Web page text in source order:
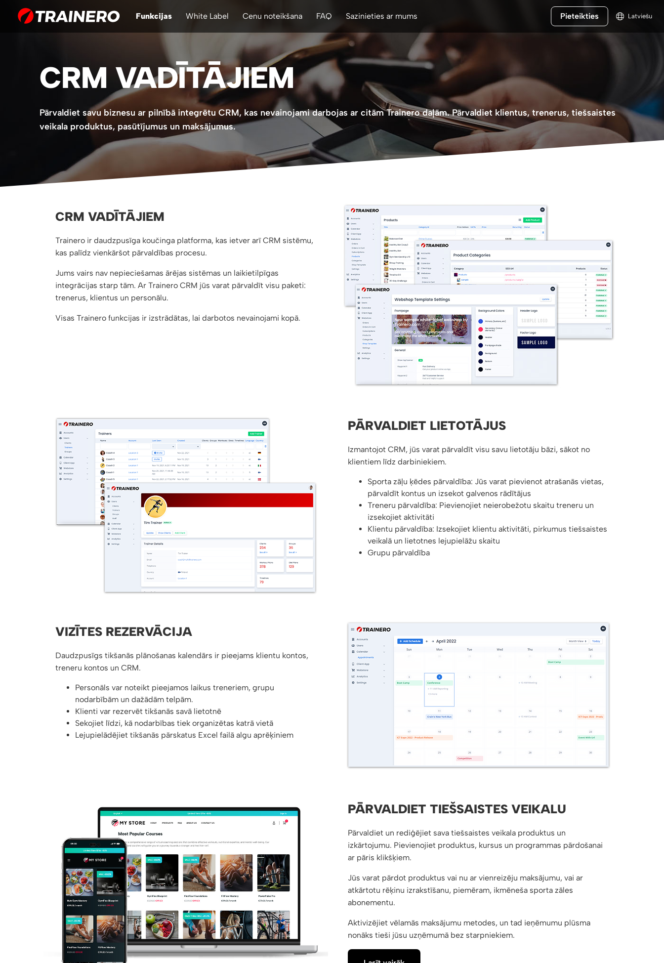
Funkcijas White Label Cenu noteikšana FAQ Sazinieties ar mums Pieteikties Latviešu
CRM VADĪTĀJIEM
Pārvaldiet savu biznesu ar pilnībā integrētu CRM, kas nevainojami darbojas ar citām Trainero daļām. Pārvaldiet klientus, trenerus, tiešsaistes
veikala produktus, pasūtījumus un maksājumus.
CRM VADĪTĀJIEM
Trainero ir daudzpusīga koučinga platforma, kas ietver arī CRM sistēmu,
kas palīdz vienkāršot pārvaldības procesu.
Jums vairs nav nepieciešamas ārējas sistēmas un laikietilpīgas
integrācijas starp tām. Ar Trainero CRM jūs varat pārvaldīt visu paketi:
trenerus, klientus un personālu.
Visas Trainero funkcijas ir izstrādātas, lai darbotos nevainojami kopā.
PĀRVALDIET LIETOTĀJUS
Izmantojot CRM, jūs varat pārvaldīt visu savu lietotāju bāzi, sākot no
klientiem līdz darbiniekiem.
Sporta zāļu ķēdes pārvaldība: Jūs varat pievienot atrašanās vietas,
pārvaldīt kontus un izsekot galvenos rādītājus
Treneru pārvaldība: Pievienojiet neierobežotu skaitu treneru un
izsekojiet aktivitāti
Klientu pārvaldība: Izsekojiet klientu aktivitāti, pirkumus tiešsaistes
veikalā un lietotnes lejupielāžu skaitu
Grupu pārvaldība
VIZĪTES REZERVĀCIJA
Daudzpusīgs tikšanās plānošanas kalendārs ir pieejams klientu kontos,
treneru kontos un CRM.
Personāls var noteikt pieejamos laikus treneriem, grupu
nodarbībām un dažādām telpām.
Klienti var rezervēt tikšanās savā lietotnē
Sekojiet līdzi, kā nodarbības tiek organizētas katrā vietā
Lejupielādējiet tikšanās pārskatus Excel failā algu aprēķiniem
PĀRVALDIET TIEŠSAISTES VEIKALU
Pārvaldiet un rediģējiet sava tiešsaistes veikala produktus un
izkārtojumu. Pievienojiet produktus, kursus un programmas pārdošanai
ar pāris klikšķiem.
Jūs varat pārdot produktus vai nu ar vienreizēju maksājumu, vai ar
atkārtotu rēķinu izrakstīšanu, piemēram, ikmēneša sporta zāles
abonementu.
Aktivizējiet vēlamās maksājumu metodes, un tad ieņēmumu plūsma
nonāks tieši jūsu uzņēmumā bez starpniekiem.